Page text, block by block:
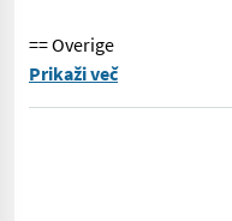
== Overige
== Více podrobnosti
Prikaži več